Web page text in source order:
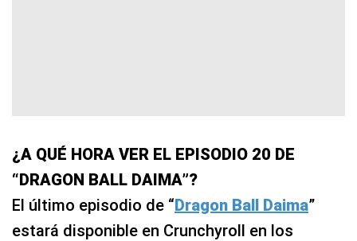
¿A QUÉ HORA VER EL EPISODIO 20 DE
“DRAGON BALL DAIMA”?
El último episodio de “Dragon Ball Daima”
estará disponible en Crunchyroll en los